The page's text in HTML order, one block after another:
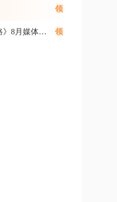
《航海王强者之路》8月媒体礼包